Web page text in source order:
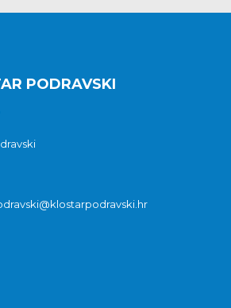
PODRAVSKI